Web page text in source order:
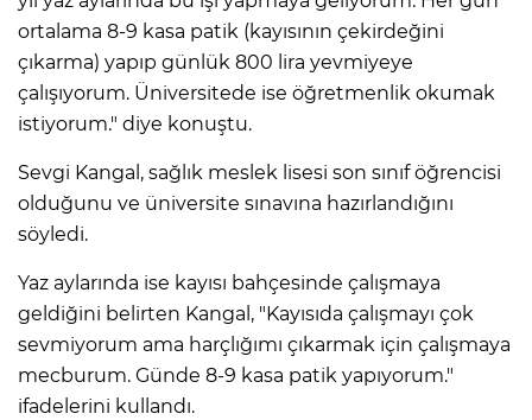
ortalama 8-9 kasa patik (kayısının çekirdeğini
çıkarma) yapıp günlük 800 lira yevmiyeye
çalışıyorum. Üniversitede ise öğretmenlik okumak
istiyorum." diye konuştu.
Sevgi Kangal, sağlık meslek lisesi son sınıf öğrencisi
olduğunu ve üniversite sınavına hazırlandığını
söyledi.
Yaz aylarında ise kayısı bahçesinde çalışmaya
geldiğini belirten Kangal, "Kayısıda çalışmayı çok
sevmiyorum ama harçlığımı çıkarmak için çalışmaya
mecburum. Günde 8-9 kasa patik yapıyorum."
ifadelerini kullandı.